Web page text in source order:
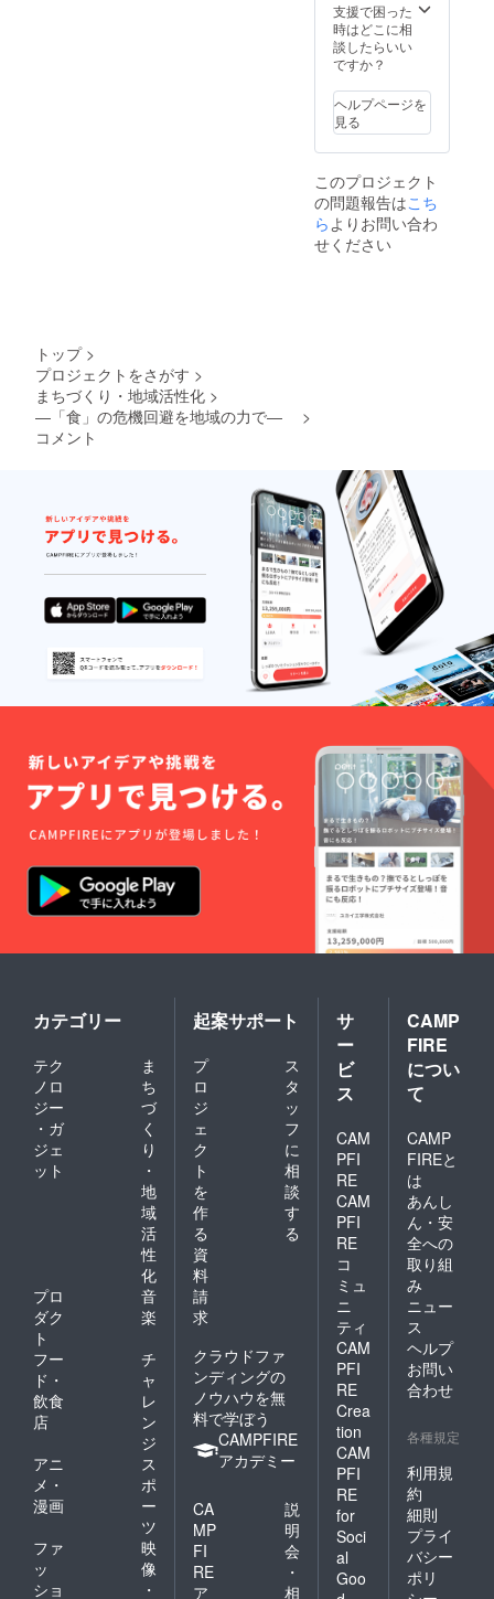
支援で困った
時はどこに相
談したらいい
ですか？
ヘルプページを
見る
このプロジェクト
の問題報告はこち
らよりお問い合わ
せください
トップ >
プロジェクトをさがす >
まちづくり・地域活性化 >
―「食」の危機回避を地域の力で―
>
コメント
カテゴリー
テク
ノロ
ジー
・ガ
ジェ
ット
ま
ち
づ
く
り
・
地
域
活
性
化
プロ
ダク
ト
音
楽
フー
ド・
飲食
店
チ
ャ
レ
ン
ジ
アニ
メ・
漫画
ス
ポ
ー
ツ
ファ
ッ
ショ
映
像
・
起案サポート
プ
ロ
ジ
ェ
ク
ト
を
作
る
ス
タ
ッ
フ
に
相
談
す
る
資
料
請
求
クラウドファ
ンディングの
ノウハウを無
料で学ぼう
CAMPFIRE
アカデミー
CA
MP
FI
RE
ア
説
明
会
・
相
サ
ー
ビ
ス
CAM
PFI
RE
CAM
PFI
RE
コ
ミュ
ニ
ティ
CAM
PFI
RE
Crea
tion
CAM
PFI
RE
for
Soci
al
Goo
CAMP
FIRE
につい
て
CAMP
FIREと
は
あんし
ん・安
全への
取り組
み
ニュー
ス
ヘルプ
お問い
合わせ
各種規定
利用規
約
細則
プライ
バシー
ポリ